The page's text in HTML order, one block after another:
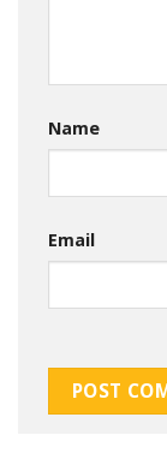
Name
Email